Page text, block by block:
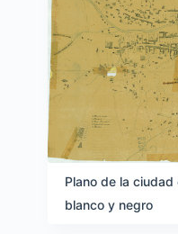
Plano de la
blanco y negro